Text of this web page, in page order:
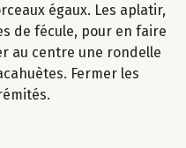
égaux. Les aplatir,
de fécule, pour en faire
au centre une rondelle
Fermer les